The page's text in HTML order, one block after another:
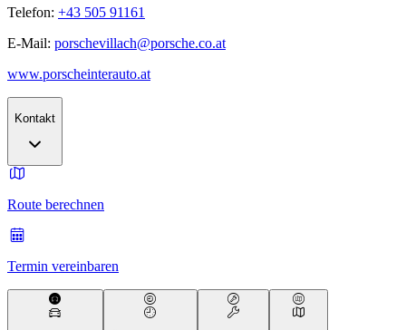
Telefon: +43 505 91161
E-Mail: porschevillach@porsche.co.at
www.porscheinterauto.at
Kontakt
Route berechnen
Termin vereinbaren